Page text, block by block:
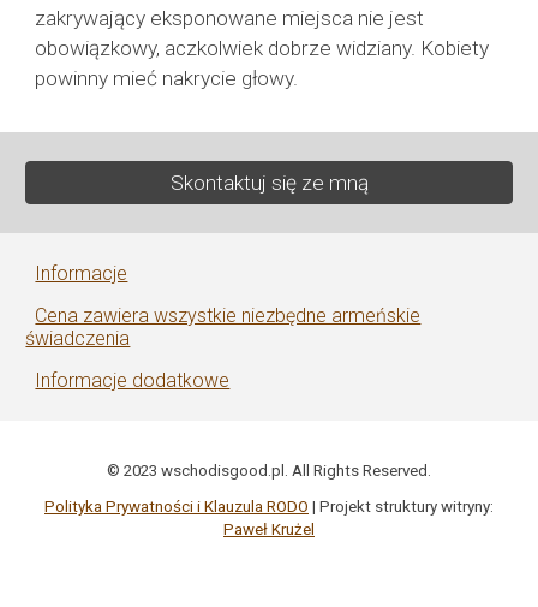
zakrywający eksponowane miejsca nie jest
obowiązkowy, aczkolwiek dobrze widziany. Kobiety
powinny mieć nakrycie głowy.
Skontaktuj się ze mną
Informacje
Cena zawiera wszystkie niezbędne armeńskie
świadczenia
Informacje dodatkowe
© 2023 wschodisgood.pl. All Rights Reserved.
Polityka Prywatności i Klauzula RODO | Projekt struktury witryny:
Paweł Krużel